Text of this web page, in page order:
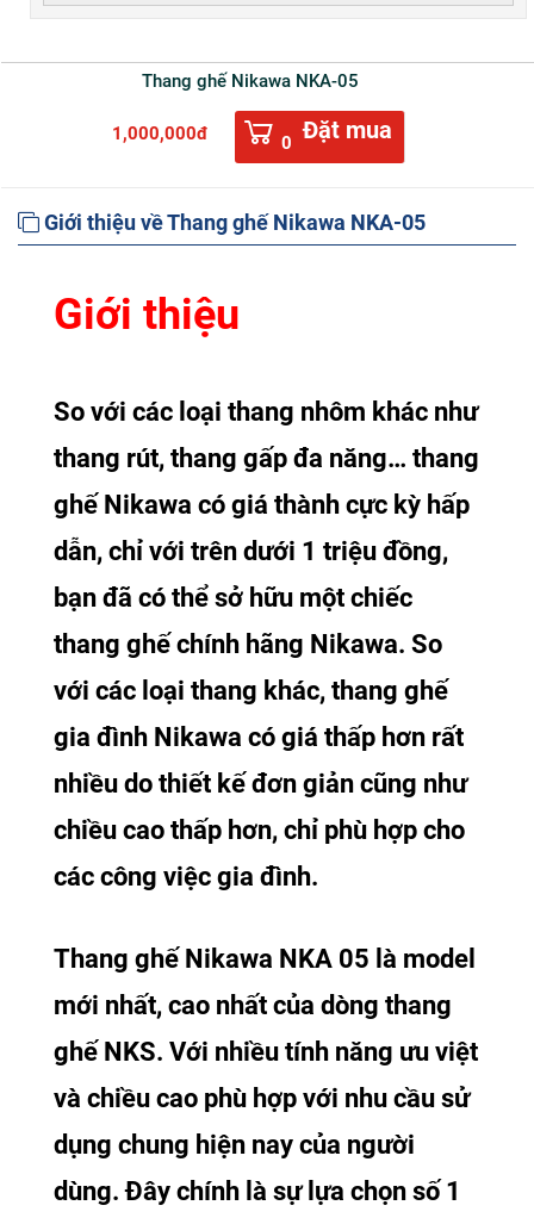
Thang ghế Nikawa NKA-05
1,000,000đ 0 Đặt mua
Giới thiệu về Thang ghế Nikawa NKA-05
Giới thiệu
So với các loại thang nhôm khác như
thang rút, thang gấp đa năng… thang
ghế Nikawa có giá thành cực kỳ hấp
dẫn, chỉ với trên dưới 1 triệu đồng,
bạn đã có thể sở hữu một chiếc
thang ghế chính hãng Nikawa. So
với các loại thang khác, thang ghế
gia đình Nikawa có giá thấp hơn rất
nhiều do thiết kế đơn giản cũng như
chiều cao thấp hơn, chỉ phù hợp cho
các công việc gia đình.
Thang ghế Nikawa NKA 05 là model
mới nhất, cao nhất của dòng thang
ghế NKS. Với nhiều tính năng ưu việt
và chiều cao phù hợp với nhu cầu sử
dụng chung hiện nay của người
dùng. Đây chính là sự lựa chọn số 1